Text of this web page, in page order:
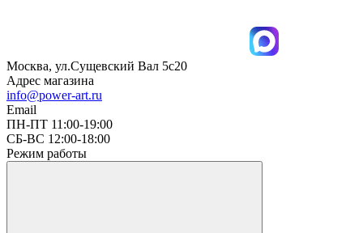
Москва, ул.Сущевский Вал 5с20
Адрес магазина
info@power-art.ru
Email
ПН-ПТ 11:00-19:00
СБ-ВС 12:00-18:00
Режим работы